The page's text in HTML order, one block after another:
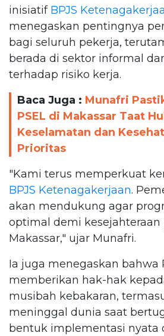
inisiatifBPJS
menegaskan pentingnya
bagi seluruh pekerja,
berada di sektor informal
terhadap risiko kerja.
Baca Juga : Munafri
PSEL di Makassar Taat
Keselamatan dan
Prioritas
"Kami terus memperkuat
BPJS Ketenagakerjaan.
akan mendukung agar
optimal demi kesejahteraan
Makassar," ujar Munafri.
Ia juga menegaskan bahwa
memberikan hak-hak
musibah kebakaran,
meninggal dunia saat
bentuk implementasi nyata